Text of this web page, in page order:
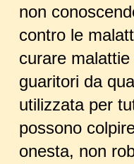
non
contro le
curare
guaritori da
utilizzata per
possono
onesta, non